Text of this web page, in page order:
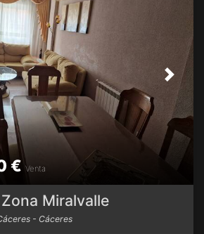
Miralvalle
- Cáceres
Next
€Venta